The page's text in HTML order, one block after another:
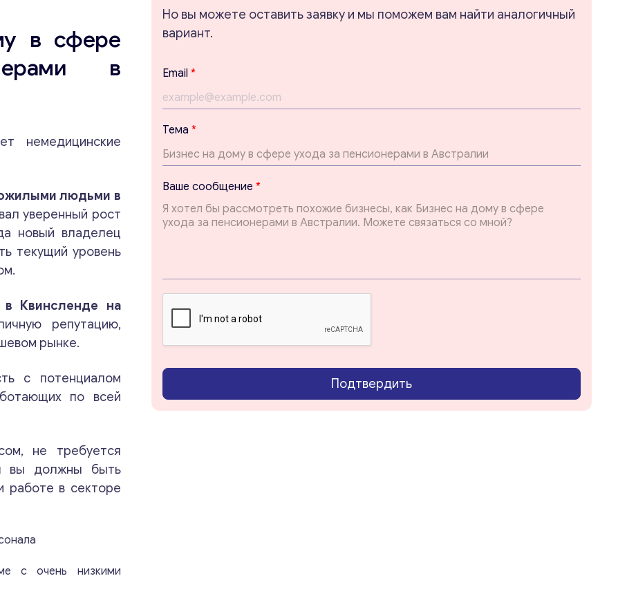
Консультация
в сфере
в
немедицинские
людьми в
уверенный рост
новый владелец
текущий уровень
в Квинсленде на
репутацию,
рынке.
с потенциалом
по всей
не требуется
вы должны быть
работе в секторе
с очень низкими
Но вы можете оставить заявку и мы поможем вам найти аналогичный
вариант.
E
m
a
i
l
E
m
a
l
В
а
ш
Email *
Тема *
Ваше сообщение *
Подтвердить